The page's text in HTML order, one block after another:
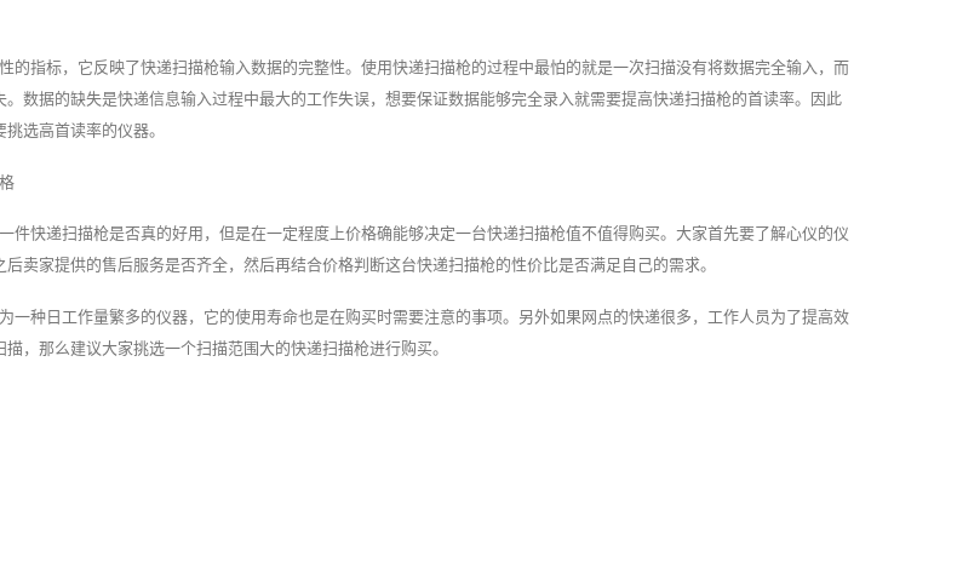
的指标，它反映了快递扫描枪输入数据的完整性。使用快递扫描枪的过程中最怕的就是一次扫描没有将数据完全输入，而
。数据的缺失是快递信息输入过程中最大的工作失误，想要保证数据能够完全录入就需要提高快递扫描枪的首读率。因此
选高首读率的仪器。
件快递扫描枪是否真的好用，但是在一定程度上价格确能够决定一台快递扫描枪值不值得购买。大家首先要了解心仪的仪
卖家提供的售后服务是否齐全，然后再结合价格判断这台快递扫描枪的性价比是否满足自己的需求。
一种日工作量繁多的仪器，它的使用寿命也是在购买时需要注意的事项。另外如果网点的快递很多，工作人员为了提高效
，那么建议大家挑选一个扫描范围大的快递扫描枪进行购买。